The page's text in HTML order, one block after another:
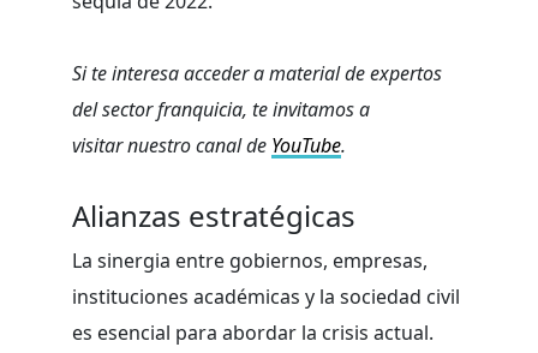
Si te interesa acceder a material de expertos
del sector franquicia, te invitamos a
visitar nuestro canal de YouTube.
Alianzas estratégicas
La sinergia entre gobiernos, empresas,
instituciones académicas y la sociedad civil
es esencial para abordar la crisis actual.